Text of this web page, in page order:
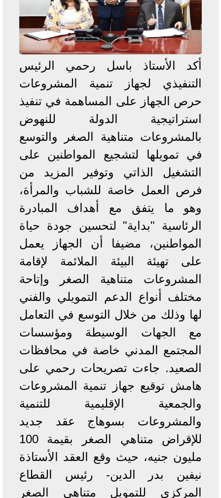
أكد الأستاذ باسل رحمي الرئيس
التنفيذي لجهاز تنمية المشروعات
حرص الجهاز على المساهمة في تنفيذ
استراتيجية الدولة للنهوض
بالمشروعات متناهية الصغر والتوسع
في تمويلها لتشجيع المواطنين على
التشغيل الذاتي وتوفير المزيد من
فرص العمل خاصة للشباب والمرأة،
وهو ما يتفق مع أهداف المبادرة
الرئاسية "بداية" لتحسين جودة حياة
المواطنين، مضيفا أن الجهاز يعمل
على تهيئة البيئة الملائمة لإقامة
المشروعات متناهية الصغر وإتاحة
مختلف أنواع الدعم التمويلي والفني
لها وذلك من خلال التوسع في التعامل
مع الجهات الوسيطة ومؤسسات
المجتمع المدني خاصة في محافظات
الصعيد. جاءت تصريحات رحمي على
هامش توقيع جهاز تنمية المشروعات
والجمعية الإقليمية للتنمية
والمشروعات بسوهاج عقد جديد
للإقراض متناهي الصغر بقيمة 100
مليون جنيه، حيث وقع العقد الأستاذة
نيفين بدر الدين- رئيس القطاع
المركزي للتمويل متناهي الصغر